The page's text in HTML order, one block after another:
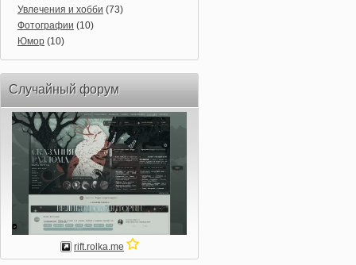
Увлечения и хобби (73)
Фотографии (10)
Юмор (10)
Случайный форум
rift.rolka.me